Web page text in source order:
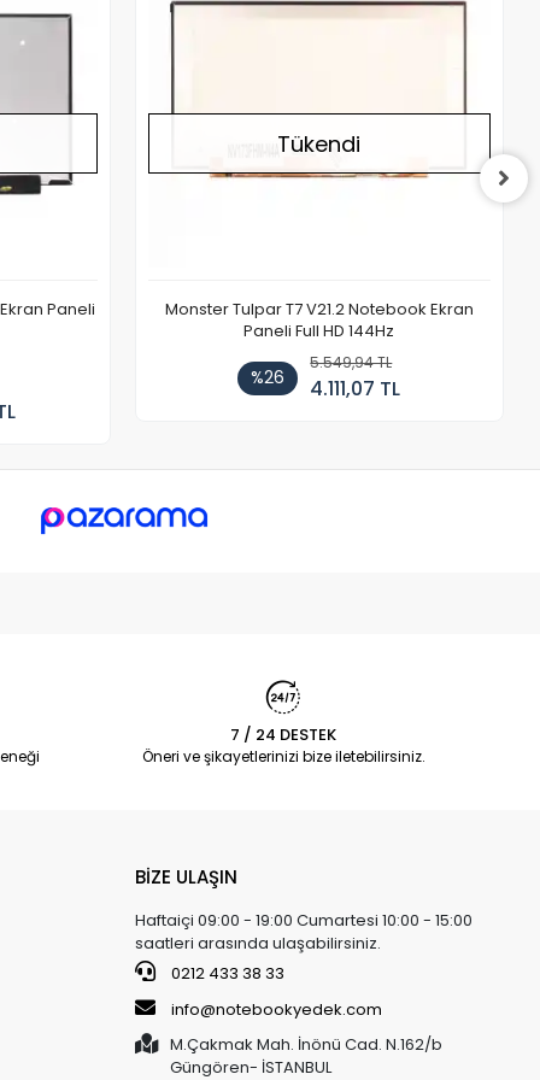
Paneli
Tükendi
Monster Tulpar T7 V21.2 Notebook Ekran
Paneli Full HD 144Hz
%26
5.549,94 TL
4.111,07 TL
7 / 24 DESTEK
Öneri ve şikayetlerinizi bize iletebilirsiniz.
BİZE ULAŞIN
Haftaiçi 09:00 - 19:00 Cumartesi 10:00 - 15:00
saatleri arasında ulaşabilirsiniz.
0212 433 38 33
info@notebookyedek.com
M.Çakmak Mah. İnönü Cad. N.162/b
Güngören- İSTANBUL